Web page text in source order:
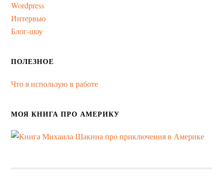
Wordpress
Интервью
Блог-шоу
ПОЛЕЗНОЕ
Что я использую в работе
МОЯ КНИГА ПРО АМЕРИКУ